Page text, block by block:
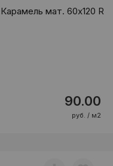
мат. 60x120 R
90.00
руб. / м2